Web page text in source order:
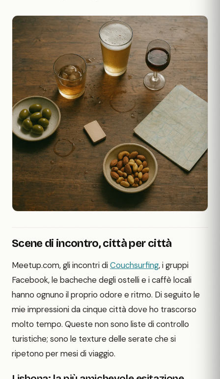
Scene di incontro, città per città
Meetup.com, gli incontri diCouchsurfing, i gruppi
Facebook, le bacheche degli ostelli e i caffè locali
hanno ognuno il proprio odore e ritmo. Di seguito le
mie impressioni da cinque città dove ho trascorso
molto tempo. Queste non sono liste di controllo
turistiche; sono le texture delle serate che si
ripetono per mesi di viaggio.